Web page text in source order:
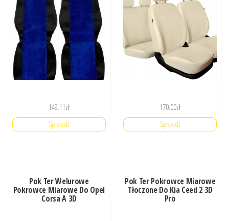
149.11zł
Sprawdź
170.00zł
Sprawdź
Pok Ter Welurowe
Pokrowce Miarowe Do Opel
Corsa A 3D
Pok Ter Pokrowce Miarowe
Tłoczone Do Kia Ceed 2 3D
Pro